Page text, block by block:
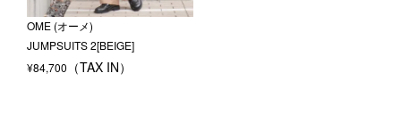
OME (オーメ)
JUMPSUITS 2[BEIGE]
¥84,700